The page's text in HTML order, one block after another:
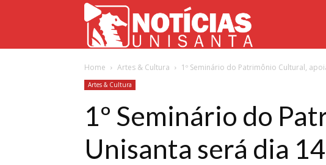
Unisanta
Home Artes & Cultura 1º Seminário do Patrimônio Cultural,
Artes & Cultura
1º Seminário do
Unisanta será dia